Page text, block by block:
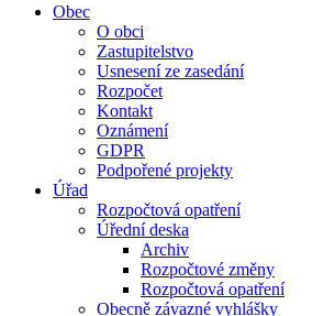
Obec
O obci
Zastupitelstvo
Usnesení ze zasedání
Rozpočet
Kontakt
Oznámení
GDPR
Podpořené projekty
Úřad
Rozpočtová opatření
Úřední deska
Archiv
Rozpočtové změny
Rozpočtová opatření
Obecně závazné vyhlášky